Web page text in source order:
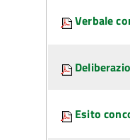
Verbale
Esito